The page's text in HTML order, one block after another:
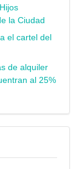
la Ciudad
el cartel del
de alquiler
al 25%